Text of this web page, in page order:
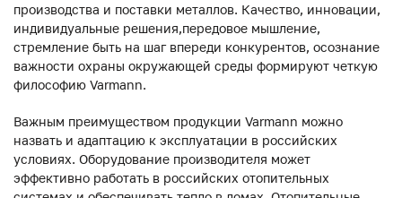
производства и поставки металлов. Качество, инновации,
индивидуальные решения,передовое мышление,
стремление быть на шаг впереди конкурентов, осознание
важности охраны окружающей среды формируют четкую
философию Varmann.
Важным преимуществом продукции Varmann можно
назвать и адаптацию к эксплуатации в российских
условиях. Оборудование производителя может
эффективно работать в российских отопительных